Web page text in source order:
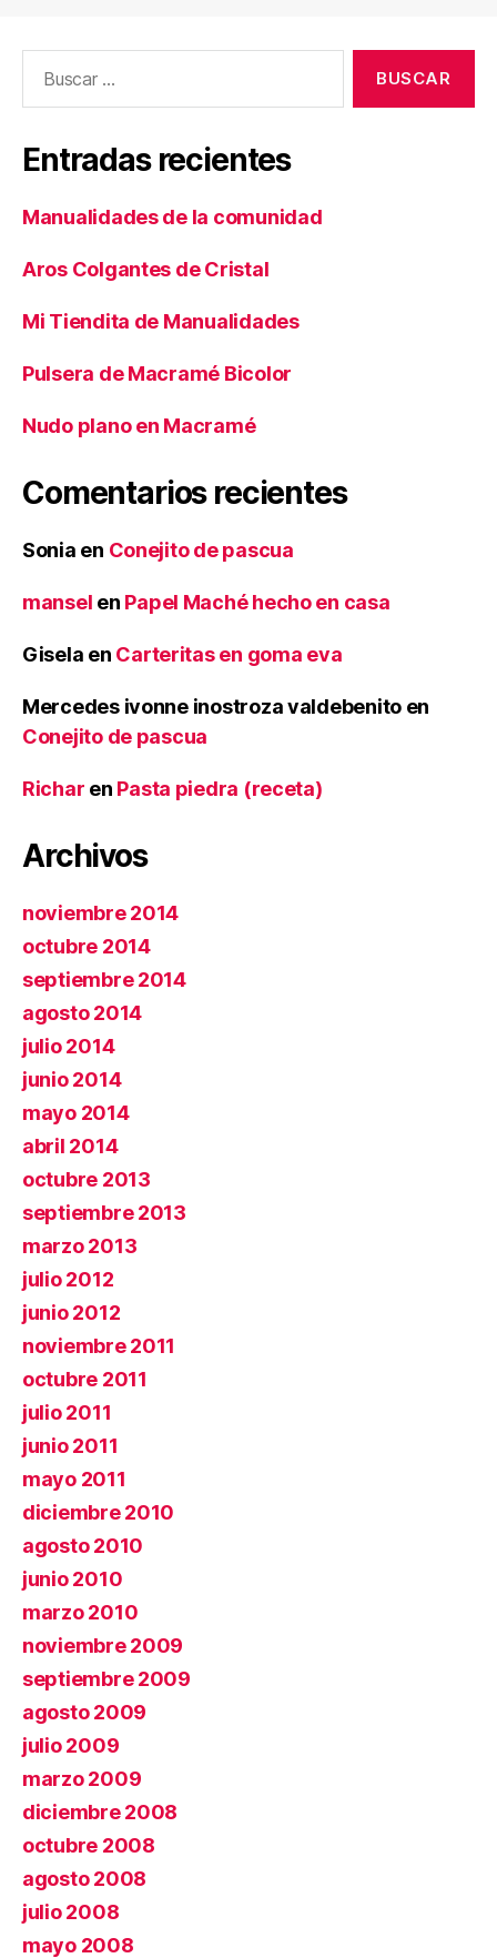
Entradas recientes
Manualidades de la comunidad
Aros Colgantes de Cristal
Mi Tiendita de Manualidades
Pulsera de Macramé Bicolor
Nudo plano en Macramé
Comentarios recientes
Sonia en Conejito de pascua
mansel en Papel Maché hecho en casa
Gisela en Carteritas en goma eva
Mercedes ivonne inostroza valdebenito en
Conejito de pascua
Richar en Pasta piedra (receta)
Archivos
noviembre 2014
octubre 2014
septiembre 2014
agosto 2014
julio 2014
junio 2014
mayo 2014
abril 2014
octubre 2013
septiembre 2013
marzo 2013
julio 2012
junio 2012
noviembre 2011
octubre 2011
julio 2011
junio 2011
mayo 2011
diciembre 2010
agosto 2010
junio 2010
marzo 2010
noviembre 2009
septiembre 2009
agosto 2009
julio 2009
marzo 2009
diciembre 2008
octubre 2008
agosto 2008
julio 2008
mayo 2008